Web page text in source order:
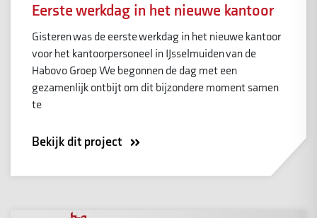
Eerste werkdag in het nieuwe kantoor
Gisteren was de eerste werkdag in het nieuwe kantoor
voor het kantoorpersoneel in IJsselmuiden van de
Habovo Groep We begonnen de dag met een
gezamenlijk ontbijt om dit bijzondere moment samen
te
Bekijk dit project